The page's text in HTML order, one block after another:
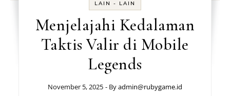
LAIN - LAIN
Menjelajahi Kedalaman
Taktis Valir di Mobile
Legends
November 5, 2025 - Byadmin@rubygame.id